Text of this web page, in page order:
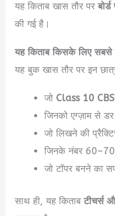
यह किताब खास तौर पर
की गई है।
यह किताब किसके लिए सबसे
यह बुक खास तौर पर इन
जो Class 10
जिनको एग्ज़ाम से
जो लिखने की
जिनके नंबर
जो टॉपर बनने का
साथ ही, यह किताबटीचर्स